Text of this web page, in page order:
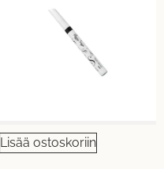
Lisää ostoskoriin